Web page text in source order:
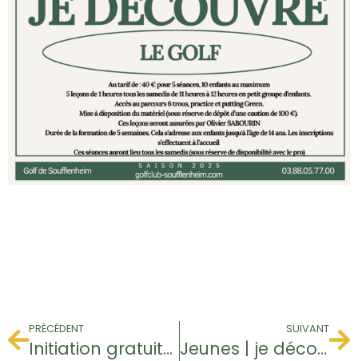
PRÉCÉDENT
Initiation gratuite – Baptême de golf
SUIVANT
Jeunes | je découvre le golf